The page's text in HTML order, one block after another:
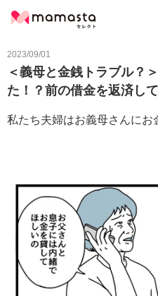
2023/09/01
＜義母と金銭トラブル？
た！？前の借金を返済し
私たち夫婦はお義母さんにお